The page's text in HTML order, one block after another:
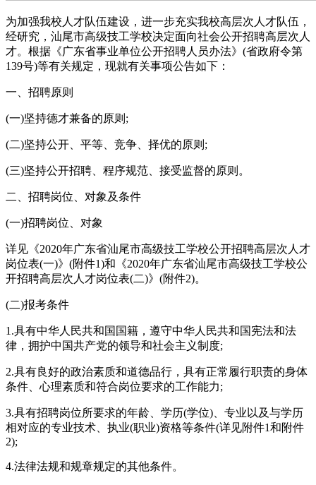
为加强我校人才队伍建设，进一步充实我校高层次人才队伍，
经研究，汕尾市高级技工学校决定面向社会公开招聘高层次人
才。根据《广东省事业单位公开招聘人员办法》(省政府令第
139号)等有关规定，现就有关事项公告如下：
一、招聘原则
(一)坚持德才兼备的原则;
(二)坚持公开、平等、竞争、择优的原则;
(三)坚持公开招聘、程序规范、接受监督的原则。
二、招聘岗位、对象及条件
(一)招聘岗位、对象
详见《2020年广东省汕尾市高级技工学校公开招聘高层次人才
岗位表(一)》(附件1)和《2020年广东省汕尾市高级技工学校公
开招聘高层次人才岗位表(二)》(附件2)。
(二)报考条件
1.具有中华人民共和国国籍，遵守中华人民共和国宪法和法
律，拥护中国共产党的领导和社会主义制度;
2.具有良好的政治素质和道德品行，具有正常履行职责的身体
条件、心理素质和符合岗位要求的工作能力;
3.具有招聘岗位所要求的年龄、学历(学位)、专业以及与学历
相对应的专业技术、执业(职业)资格等条件(详见附件1和附件
2);
4.法律法规和规章规定的其他条件。